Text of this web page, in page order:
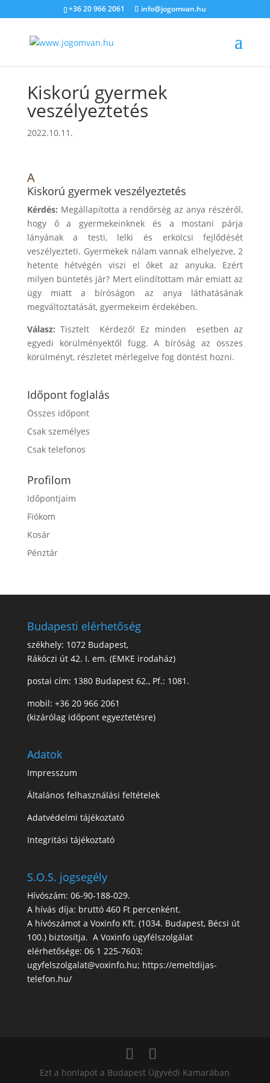
+36 20 966 2061 info@jogomvan.hu
Kiskorú gyermek
veszélyeztetés
2022.10.11.
A
Kiskorú gyermek veszélyeztetés
Kérdés: Megállapította a rendőrség az anya részéről,
hogy ő a gyermekeinknek és a mostani párja
lányának a testi, lelki és erkölcsi fejlődését
veszélyezteti. Gyermekek nálam vannak elhelyezve, 2
hetente hétvégén viszi el őket az anyuka. Ezért
milyen büntetés jár? Mert elindítottam már emiatt az
ügy miatt a bíróságon az anya láthatásának
megváltoztatását, gyermekeim érdekében.
Válasz: Tisztelt Kérdező! Ez minden esetben az
egyedi körülményektől függ. A bíróság az összes
körülményt, részletet mérlegelve fog döntést hozni.
Időpont foglalás
Összes időpont
Csak személyes
Csak telefonos
Profilom
Időpontjaim
Fiókom
Kosár
Pénztár
Budapesti elérhetőség
székhely: 1072 Budapest,
Rákóczi út 42. I. em. (EMKE irodaház)
postai cím: 1380 Budapest 62., Pf.: 1081.
mobil: +36 20 966 2061
(kizárólag időpont egyeztetésre)
Adatok
Impresszum
Általános felhasználási feltételek
Adatvédelmi tájékoztató
Integritási tájékoztató
S.O.S. jogsegély
Hívószám: 06-90-188-029.
A hívás díja: bruttó 460 Ft percenként.
A hívószámot a Voxinfo Kft. (1034. Budapest, Bécsi út
100.) biztosítja. A Voxinfo ügyfélszolgálat
elérhetősége: 06 1 225-7603;
ugyfelszolgalat@voxinfo.hu; https://emeltdijas-
telefon.hu/
Ezt a honlapot a Budapest Ügyvédi Kamarában